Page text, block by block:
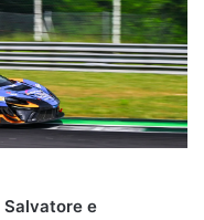
Salvatore e